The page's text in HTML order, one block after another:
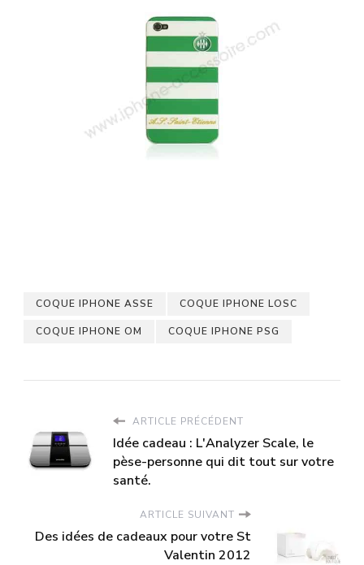
COQUE IPHONE ASSE COQUE IPHONE LOSC
COQUE IPHONE OM COQUE IPHONE PSG
ARTICLE PRÉCÉDENT
Idée cadeau : L'Analyzer Scale, le
pèse-personne qui dit tout sur votre
santé.
ARTICLE SUIVANT
Des idées de cadeaux pour votre St
Valentin 2012